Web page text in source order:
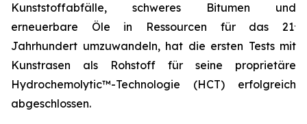
Kunststoffabfälle, schweres Bitumen und
erneuerbare Öle in Ressourcen für das 21.
Jahrhundert umzuwandeln, hat die ersten Tests mit
Kunstrasen als Rohstoff für seine proprietäre
Hydrochemolytic™-Technologie (HCT) erfolgreich
abgeschlossen.